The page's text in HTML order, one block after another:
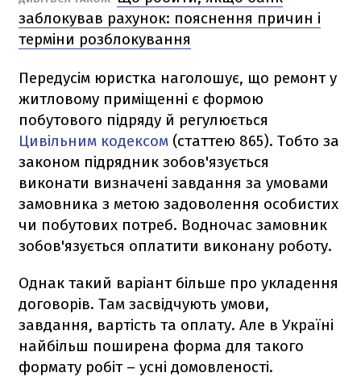
заблокував рахунок: пояснення причин і
терміни розблокування
Передусім юристка наголошує, що ремонт у
житловому приміщенні є формою
побутового підряду й регулюється
Цивільним кодексом (статтею 865). Тобто за
законом підрядник зобов'язується
виконати визначені завдання за умовами
замовника з метою задоволення особистих
чи побутових потреб. Водночас замовник
зобов'язується оплатити виконану роботу.
Однак такий варіант більше про укладення
договорів. Там засвідчують умови,
завдання, вартість та оплату. Але в Україні
найбільш поширена форма для такого
формату робіт – усні домовленості.